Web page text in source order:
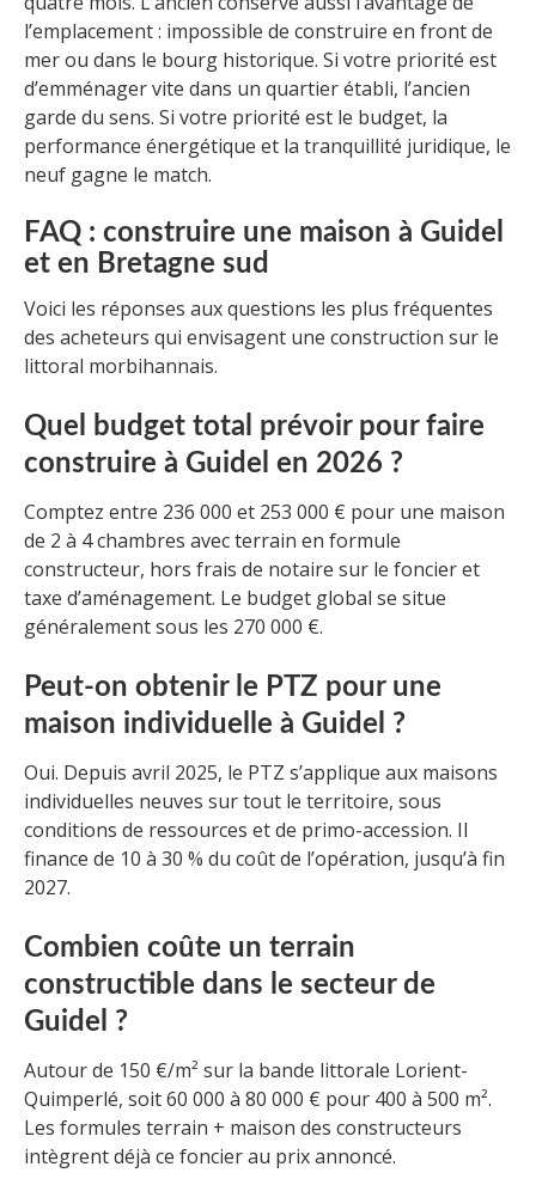
l’emplacement : impossible de construire en front de
mer ou dans le bourg historique. Si votre priorité est
d’emménager vite dans un quartier établi, l’ancien
garde du sens. Si votre priorité est le budget, la
performance énergétique et la tranquillité juridique, le
neuf gagne le match.
FAQ : construire une maison à Guidel
et en Bretagne sud
Voici les réponses aux questions les plus fréquentes
des acheteurs qui envisagent une construction sur le
littoral morbihannais.
Quel budget total prévoir pour faire
construire à Guidel en 2026 ?
Comptez entre 236 000 et 253 000 € pour une maison
de 2 à 4 chambres avec terrain en formule
constructeur, hors frais de notaire sur le foncier et
taxe d’aménagement. Le budget global se situe
généralement sous les 270 000 €.
Peut-on obtenir le PTZ pour une
maison individuelle à Guidel ?
Oui. Depuis avril 2025, le PTZ s’applique aux maisons
individuelles neuves sur tout le territoire, sous
conditions de ressources et de primo-accession. Il
finance de 10 à 30 % du coût de l’opération, jusqu’à fin
2027.
Combien coûte un terrain
constructible dans le secteur de
Guidel ?
Autour de 150 €/m² sur la bande littorale Lorient-
Quimperlé, soit 60 000 à 80 000 € pour 400 à 500 m².
Les formules terrain + maison des constructeurs
intègrent déjà ce foncier au prix annoncé.